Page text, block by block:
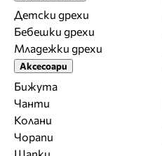
Детски дрехи
Бебешки дрехи
Младежки дрехи
Аксесоари
Бижута
Чанти
Колани
Чорапи